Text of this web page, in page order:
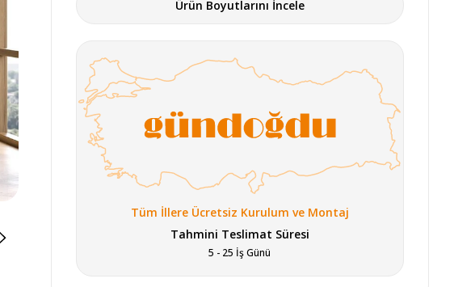
Ürün Boyutlarını İncele
Tüm İllere Ücretsiz Kurulum ve Montaj
Tahmini Teslimat Süresi
5 - 25 İş Günü